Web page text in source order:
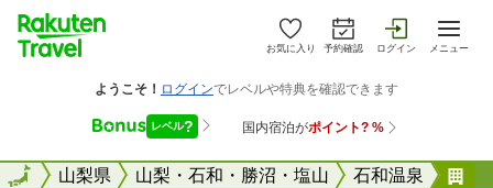
お気に入り 予約確認 ログイン メニュー
全国山梨県 山梨・石和・勝沼・塩山 石和温泉
全国